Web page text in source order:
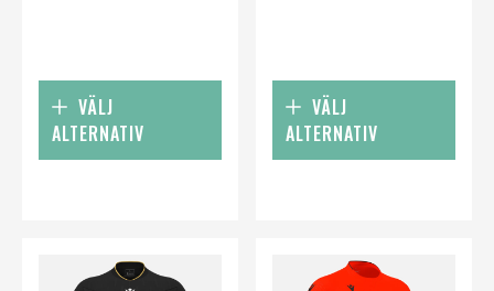
VÄLJ
ALTERNATIV
VÄLJ
ALTERNATIV